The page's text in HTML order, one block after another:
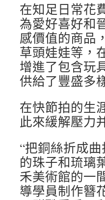
在知足日常花
為愛好喜好和
感價值的商品
草頭娃娃等，
增進了包含玩
供給了豐盛多
在快節拍的生
此來緩解壓力
“把銅絲折成
的珠子和琉璃
禾美術館的一
導學員制作簪